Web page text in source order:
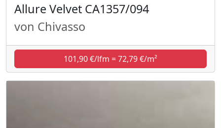
Allure Velvet CA1357/094
von Chivasso
101,90 €/lfm = 72,79 €/m²